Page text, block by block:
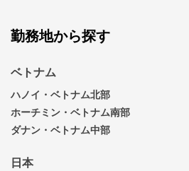
勤務地から探す
ベトナム
ハノイ・ベトナム北部
ホーチミン・ベトナム南部
ダナン・ベトナム中部
日本